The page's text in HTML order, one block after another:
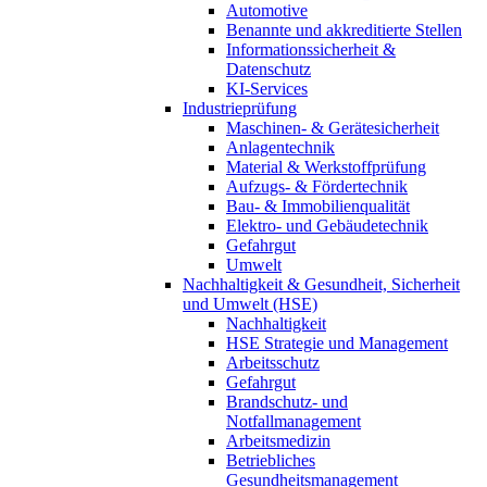
Automotive
Benannte und akkreditierte Stellen
Informationssicherheit &
Datenschutz
KI-Services
Industrieprüfung
Maschinen- & Gerätesicherheit
Anlagentechnik
Material & Werkstoffprüfung
Aufzugs- & Fördertechnik
Bau- & Immobilienqualität
Elektro- und Gebäudetechnik
Gefahrgut
Umwelt
Nachhaltigkeit & Gesundheit, Sicherheit
und Umwelt (HSE)
Nachhaltigkeit
HSE Strategie und Management
Arbeitsschutz
Gefahrgut
Brandschutz- und
Notfallmanagement
Arbeitsmedizin
Betriebliches
Gesundheitsmanagement